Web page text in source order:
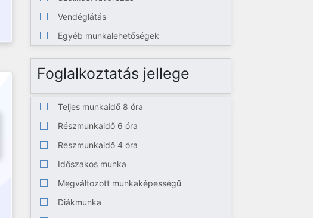
Vendéglátás
Egyéb munkalehetőségek
Foglalkoztatás jellege
Teljes munkaidő 8 óra
Részmunkaidő 6 óra
Részmunkaidő 4 óra
Időszakos munka
Megváltozott munkaképességű
Diákmunka